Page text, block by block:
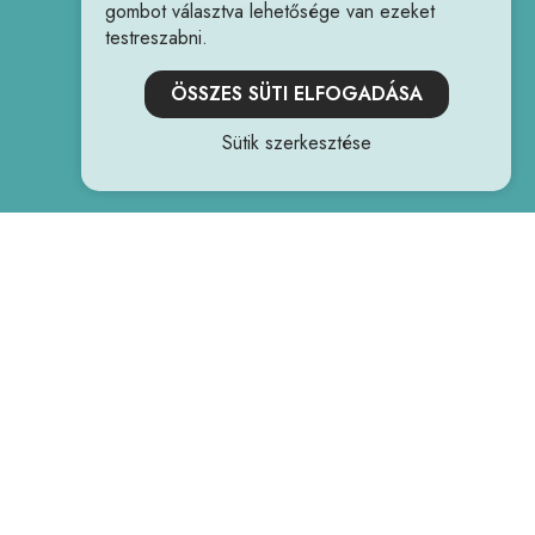
gombot választva lehetősége van ezeket
testreszabni.
ÖSSZES SÜTI ELFOGADÁSA
Sütik szerkesztése